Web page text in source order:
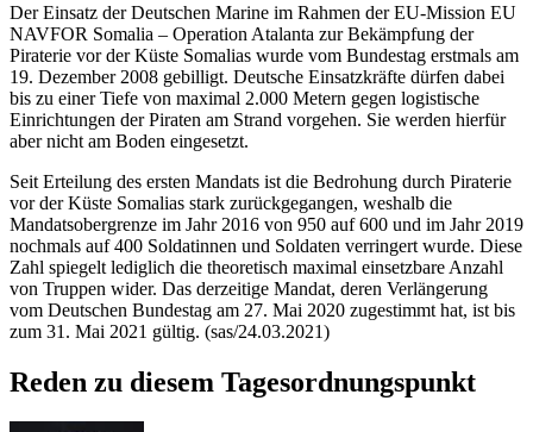
Der Einsatz der Deutschen Marine im Rahmen der EU-Mission EU
NAVFOR Somalia – Operation Atalanta zur Bekämpfung der
Piraterie vor der Küste Somalias wurde vom Bundestag erstmals am
19. Dezember 2008 gebilligt. Deutsche Einsatzkräfte dürfen dabei
bis zu einer Tiefe von maximal 2.000 Metern gegen logistische
Einrichtungen der Piraten am Strand vorgehen. Sie werden hierfür
aber nicht am Boden eingesetzt.
Seit Erteilung des ersten Mandats ist die Bedrohung durch Piraterie
vor der Küste Somalias stark zurückgegangen, weshalb die
Mandatsobergrenze im Jahr 2016 von 950 auf 600 und im Jahr 2019
nochmals auf 400 Soldatinnen und Soldaten verringert wurde. Diese
Zahl spiegelt lediglich die theoretisch maximal einsetzbare Anzahl
von Truppen wider. Das derzeitige Mandat, deren Verlängerung
vom Deutschen Bundestag am 27. Mai 2020 zugestimmt hat, ist bis
zum 31. Mai 2021 gültig. (sas/24.03.2021)
Reden zu diesem Tagesordnungspunkt